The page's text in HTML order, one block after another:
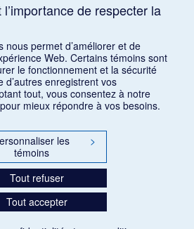
l’importance de respecter la
nous permet d’améliorer et de
Web. Certains témoins sont
le fonctionnement et la sécurité
d’autres enregistrent vos
tout, vous consentez à notre
mieux répondre à vos besoins.
les
témoins
>
Tout refuser
Tout accepter